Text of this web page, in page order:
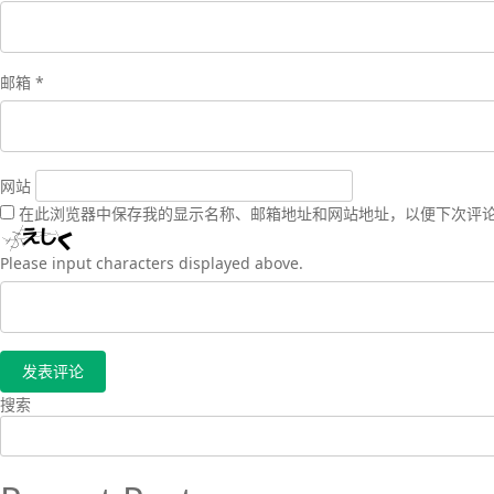
邮箱 *
网站
在此浏览器中保存我的显示名称、邮箱地址和网站地址，以便下次评论
Please input characters displayed above.
搜索